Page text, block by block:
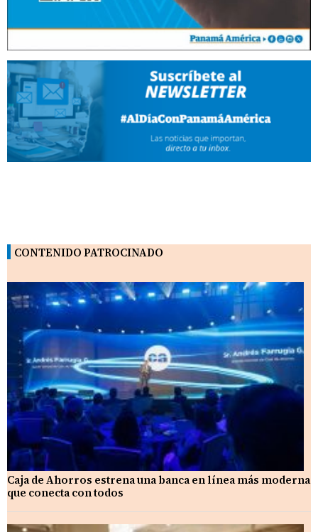
CONTENIDO PATROCINADO
Caja de Ahorros estrena una banca en línea más moderna
que conecta con todos